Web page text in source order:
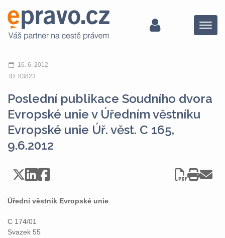
Menu
16. 6. 2012
ID: 83823
Poslední publikace Soudního dvora
Evropské unie v Úředním věstníku
Evropské unie Úř. věst. C 165,
9.6.2012
Úřední věstník Evropské unie
C 174/01
Svazek 55